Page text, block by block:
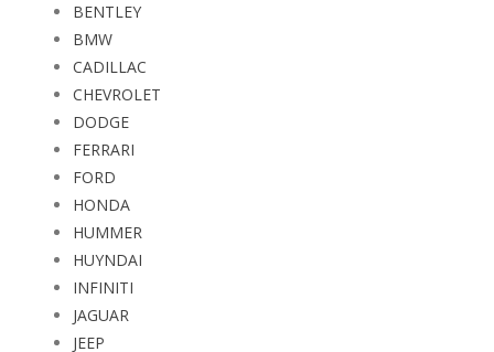
BENTLEY
BMW
CADILLAC
CHEVROLET
DODGE
FERRARI
FORD
HONDA
HUMMER
HUYNDAI
INFINITI
JAGUAR
JEEP